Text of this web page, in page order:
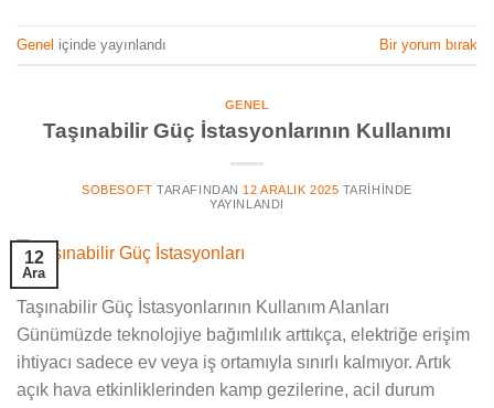
Genel içinde yayınlandı Bir yorum bırak
GENEL
Taşınabilir Güç İstasyonlarının Kullanımı
SOBESOFT TARAFINDAN 12 ARALIK 2025 TARIHINDE
YAYINLANDI
12
Ara
Taşınabilir Güç İstasyonlarının Kullanım Alanları
Günümüzde teknolojiye bağımlılık arttıkça, elektriğe erişim
ihtiyacı sadece ev veya iş ortamıyla sınırlı kalmıyor. Artık
açık hava etkinliklerinden kamp gezilerine, acil durum